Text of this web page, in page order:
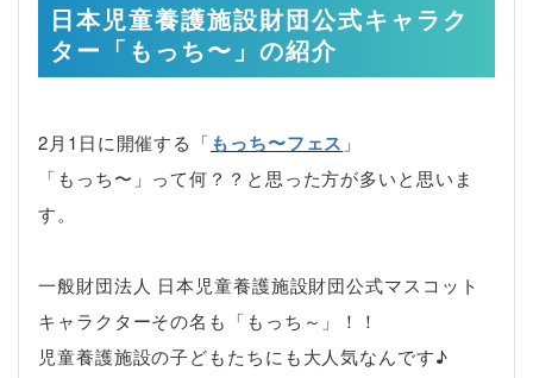
日本児童養護施設財団公式キャラク
ター「もっち〜」の紹介
2月1日に開催する「もっち〜フェス 」
「もっち〜」って何？？と思った方が多いと思いま
す。
一般財団法人 日本児童養護施設財団公式マスコット
キャラクターその名も「もっち～」！！
児童養護施設の子どもたちにも大人気なんです♪